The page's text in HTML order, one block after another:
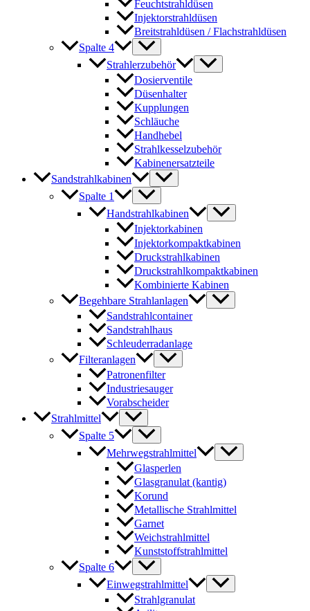
Feuchtstrahldüsen
Injektorstrahldüsen
Breitstrahldüsen / Flachstrahldüsen
Spalte 4
Strahlerzubehör
Dosierventile
Düsenhalter
Kupplungen
Schläuche
Handhebel
Strahlkesselzubehör
Kabinenersatzteile
Sandstrahlkabinen
Spalte 1
Handstrahlkabinen
Injektorkabinen
Injektorkompaktkabinen
Druckstrahlkabinen
Druckstrahlkompaktkabinen
Kombinierte Kabinen
Begehbare Strahlanlagen
Sandstrahlcontainer
Sandstrahlhaus
Schleuderradanlage
Filteranlagen
Patronenfilter
Industriesauger
Vorabscheider
Strahlmittel
Spalte 5
Mehrwegstrahlmittel
Glasperlen
Glasgranulat (kantig)
Korund
Metallische Strahlmittel
Garnet
Weichstrahlmittel
Kunststoffstrahlmittel
Spalte 6
Einwegstrahlmittel
Strahlgranulat